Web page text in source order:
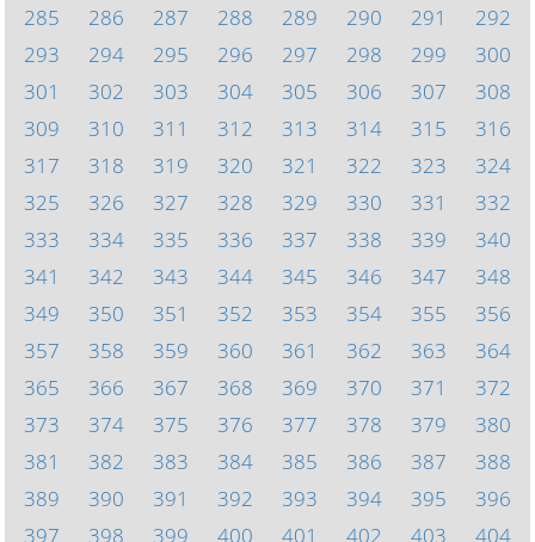
285
286 287 288 289 290 291
292
293
294 295 296 297 298 299
300
301
302 303 304 305 306 307
308
309
310 311 312 313 314 315
316
317
318 319 320 321 322 323
324
325
326 327 328 329 330 331
332
333
334 335 336 337 338 339
340
341
342 343 344 345 346 347
348
349
350 351 352 353 354 355
356
357
358 359 360 361 362 363
364
365
366 367 368 369 370 371
372
373
374 375 376 377 378 379
380
381
382 383 384 385 386 387
388
389
390 391 392 393 394 395
396
397
398 399 400 401 402 403 404